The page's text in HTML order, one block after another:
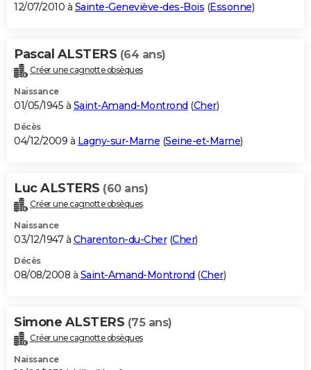
12/07/2010 à Sainte-Geneviève-des-Bois (Essonne)
Pascal ALSTERS (64 ans)
Créer une cagnotte obsèques
Naissance
01/05/1945 à Saint-Amand-Montrond (Cher)
Décès
04/12/2009 à Lagny-sur-Marne (Seine-et-Marne)
Luc ALSTERS (60 ans)
Créer une cagnotte obsèques
Naissance
03/12/1947 à Charenton-du-Cher(Cher)
Décès
08/08/2008 à Saint-Amand-Montrond (Cher)
Simone ALSTERS (75 ans)
Créer une cagnotte obsèques
Naissance